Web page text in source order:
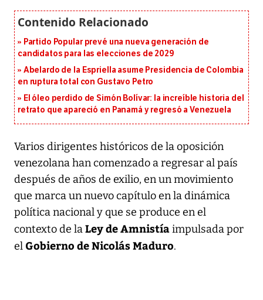
Partido Popular prevé una nueva generación de
candidatos para las elecciones de 2029
Abelardo de la Espriella asume Presidencia de Colombia
en ruptura total con Gustavo Petro
El óleo perdido de Simón Bolívar: la increíble historia del
retrato que apareció en Panamá y regresó a Venezuela
Varios dirigentes históricos de la oposición
venezolana han comenzado a regresar al país
después de años de exilio, en un movimiento
que marca un nuevo capítulo en la dinámica
política nacional y que se produce en el
contexto de laLey de Amnistíaimpulsada por
el Gobierno de Nicolás Maduro.